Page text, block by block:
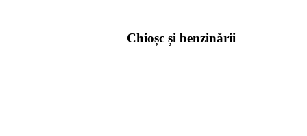
Chioșc și benzinării